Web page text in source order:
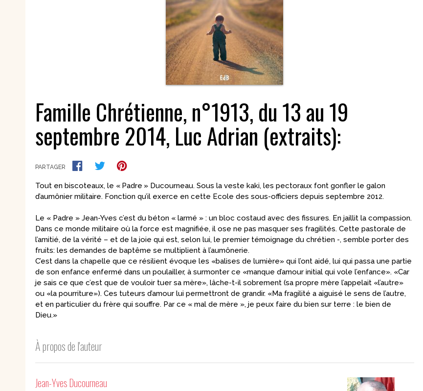
Spiritualité
Théologie
Vie dans l’Esprit
Vierge Marie
Famille Chrétienne, n°1913, du 13 au 19
septembre 2014, Luc Adrian (extraits):
PARTAGER
Tout en biscoteaux, le « Padre » Ducourneau. Sous la veste kaki, les pectoraux font gonfler le galon
d’aumônier militaire. Fonction qu’il exerce en cette Ecole des sous-officiers depuis septembre 2012.
Le « Padre » Jean-Yves c’est du béton « larmé » : un bloc costaud avec des fissures. En jaillit la compassion.
Dans ce monde militaire où la force est magnifiée, il ose ne pas masquer ses fragilités. Cette pastorale de
l’amitié, de la vérité – et de la joie qui est, selon lui, le premier témoignage du chrétien -, semble porter des
fruits: les demandes de baptême se multiplient à l’aumônerie.
C’est dans la chapelle que ce résilient évoque les «balises de lumière» qui l’ont aidé, lui qui passa une partie
de son enfance enfermé dans un poulailler, à surmonter ce «manque d’amour initial qui vole l’enfance». «Car
je sais ce que c’est que de vouloir tuer sa mère», lâche-t-il sobrement (sa propre mère l’appelait «l’autre»
ou «la pourriture»). Ces tuteurs d’amour lui permettront de grandir. «Ma fragilité a aiguisé le sens de l’autre,
et en particulier du frère qui souffre. Par ce « mal de mère », je peux faire du bien sur terre : le bien de
Dieu.»
À propos de l'auteur
Jean-Yves Ducourneau